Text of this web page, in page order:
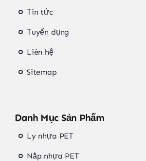
Tin tức
Tuyển dụng
Liên hệ
Sitemap
Danh Mục Sản Phẩm
Ly nhựa PET
Nắp nhựa PET